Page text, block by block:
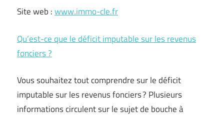
Site web :www.immo-cle.fr
Qu’est-ce que le déficit imputable sur les revenus
fonciers ?
Vous souhaitez tout comprendre sur le déficit
imputable sur les revenus fonciers ? Plusieurs
informations circulent sur le sujet de bouche à